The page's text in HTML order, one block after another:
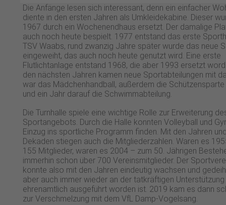
Die Anfänge lesen sich interessant, denn ein einfacher
diente in den ersten Jahren als Umkleidekabine. Dieser
1967 durch ein Wochenendhaus ersetzt. Der damalige
auch noch heute bespielt. 1977 entstand das erste
TSV Waabs, rund zwanzig Jahre später wurde das neue
eingeweiht, das auch noch heute genutzt wird. Eine erste
Flutlichtanlage entstand 1968, die aber 1993 ersetzt
den nächsten Jahren kamen neue Sportabteilungen mit
war das Mädchenhandball, außerdem die
und ein Jahr darauf die Schwimmabteilung.
Die Turnhalle spiele eine wichtige Rolle zur Erweiterung
Sportangebots. Durch die Halle konnten Volleyball und
Einzug ins sportliche Programm finden. Mit den Jahren
Dekaden stiegen auch die Mitgliederzahlen. Waren es
155 Mitglieder, waren es 2004 – zum 50. Jährigen
immerhin schon über 700 Vereinsmitglieder. Der
konnte also mit den Jahren eindeutig wachsen und
aber auch immer wieder an der tatkräftigen Unterstützung
ehrenamtlich ausgeführt worden ist. 2019 kam es dann
zur Verschmelzung mit dem VfL Damp-Vogelsang.